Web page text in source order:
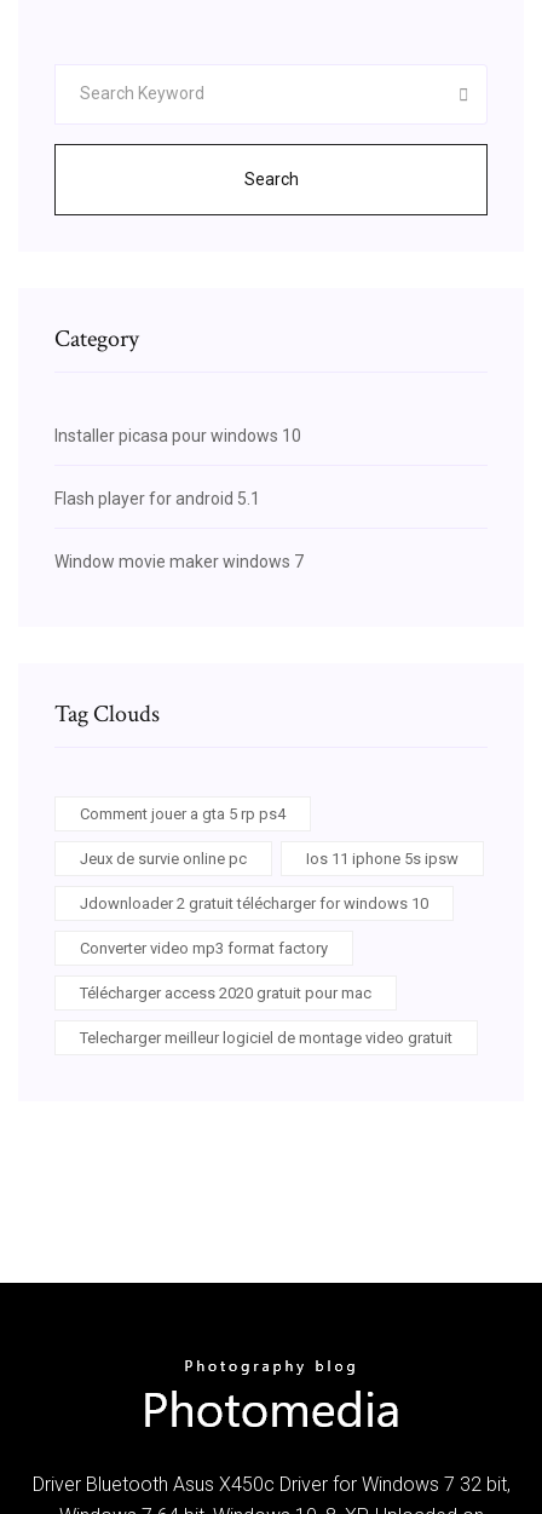
Search
Category
Installer picasa pour windows 10
Flash player for android 5.1
Window movie maker windows 7
Tag Clouds
Comment jouer a gta 5 rp ps4
Jeux de survie online pc Ios 11 iphone 5s ipsw
Jdownloader 2 gratuit télécharger for windows 10
Converter video mp3 format factory
Télécharger access 2020 gratuit pour mac
Telecharger meilleur logiciel de montage video gratuit
Driver Bluetooth Asus X450c Driver for Windows 7 32 bit,